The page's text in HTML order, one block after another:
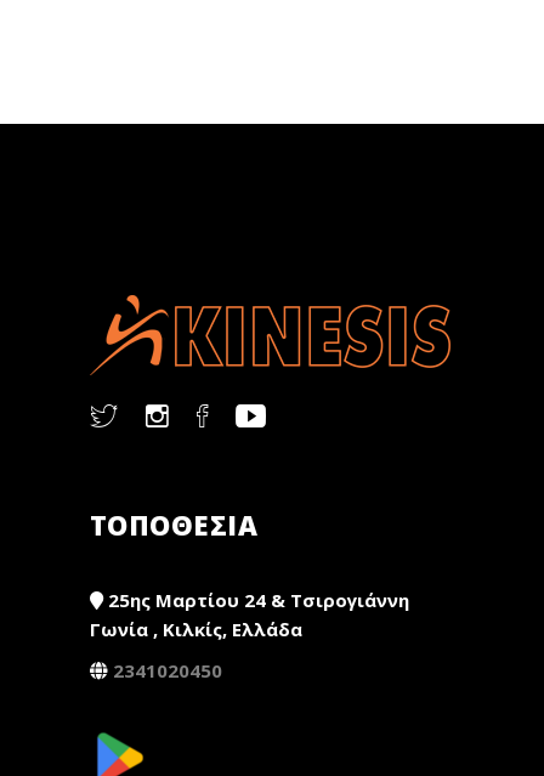
ΤΟΠΟΘΕΣΙΑ
25ης Μαρτίου 24 & Τσιρογιάννη
Γωνία , Κιλκίς, Ελλάδα
2341020450